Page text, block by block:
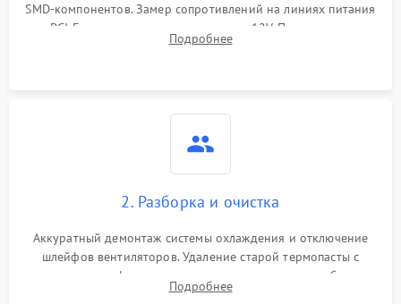
Механические повреждения
SMD-компонентов. Замер сопротивлений на линиях питания
PCI-E и дополнительных разъемах 12V. Проверка на
короткое замыкание основных дросселей питания GPU и
Подробнее
2. Разборка и очистка
Аккуратный демонтаж системы охлаждения и отключение
шлейфов вентиляторов. Удаление старой термопасты с
кристалла графического чипа и термопрокладок с банок
памяти и зоны VRM. Очистка платы от пыли и окислов.
Подробнее